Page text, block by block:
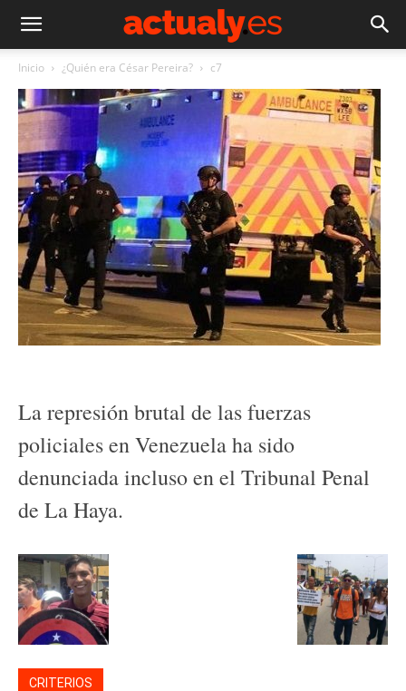
Inicio ¿Quién era César Pereira? c7
La represión brutal de las fuerzas
policiales en Venezuela ha sido
denunciada incluso en el Tribunal Penal
de La Haya.
CRITERIOS